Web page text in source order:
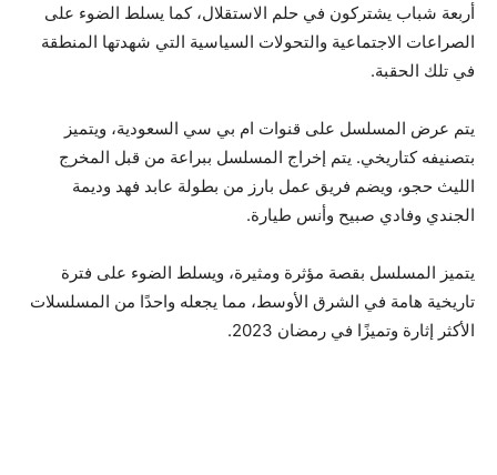
أربعة شباب يشتركون في حلم الاستقلال، كما يسلط الضوء على
الصراعات الاجتماعية والتحولات السياسية التي شهدتها المنطقة
في تلك الحقبة.
يتم عرض المسلسل على قنوات ام بي سي السعودية، ويتميز
بتصنيفه كتاريخي. يتم إخراج المسلسل ببراعة من قبل المخرج
الليث حجو، ويضم فريق عمل بارز من بطولة عابد فهد وديمة
الجندي وفادي صبيح وأنس طيارة.
يتميز المسلسل بقصة مؤثرة ومثيرة، ويسلط الضوء على فترة
تاريخية هامة في الشرق الأوسط، مما يجعله واحدًا من المسلسلات
الأكثر إثارة وتميزًا في رمضان 2023.